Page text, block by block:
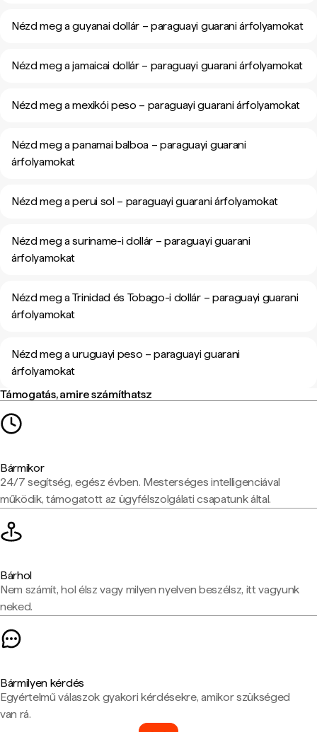
Nézd meg a guyanai dollár – paraguayi guarani árfolyamokat
Nézd meg a jamaicai dollár – paraguayi guarani árfolyamokat
Nézd meg a mexikói peso – paraguayi guarani árfolyamokat
Nézd meg a panamai balboa – paraguayi guarani
árfolyamokat
Nézd meg a perui sol – paraguayi guarani árfolyamokat
Nézd meg a suriname-i dollár – paraguayi guarani
árfolyamokat
Nézd meg a Trinidad és Tobago-i dollár – paraguayi guarani
árfolyamokat
Nézd meg a uruguayi peso – paraguayi guarani
árfolyamokat
Támogatás, amire számíthatsz
Bármikor
24/7 segítség, egész évben. Mesterséges intelligenciával
működik, támogatott az ügyfélszolgálati csapatunk által.
Bárhol
Nem számít, hol élsz vagy milyen nyelven beszélsz, itt vagyunk
neked.
Bármilyen kérdés
Egyértelmű válaszok gyakori kérdésekre, amikor szükséged
van rá.